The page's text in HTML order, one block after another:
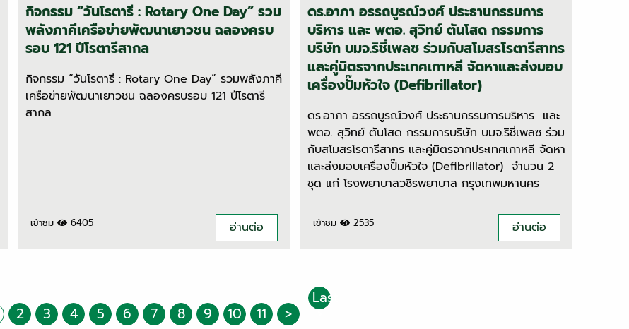
กิจกรรม “วันโรตารี : Rotary One Day” รวม
พลังภาคีเครือข่ายพัฒนาเยาวชน ฉลองครบ
รอบ 121 ปีโรตารีสากล
กิจกรรม “วันโรตารี : Rotary One Day” รวมพลังภาคี
เครือข่ายพัฒนาเยาวชน ฉลองครบรอบ 121 ปีโรตารี
สากล
เข้าชม 6405 อ่านต่อ
ดร.อาภา อรรถบูรณ์วงศ์ ประธานกรรมการ
บริหาร และ พตอ. สุวิทย์ ตันโสด กรรมการ
บริษัท บมจ.ริชี่เพลซ ร่วมกับสโมสรโรตารีสาทร
และคู่มิตรจากประเทศเกาหลี จัดหาและส่งมอบ
เครื่องปั๊มหัวใจ (Defibrillator)
ดร.อาภา อรรถบูรณ์วงศ์ ประธานกรรมการบริหาร และ
พตอ. สุวิทย์ ตันโสด กรรมการบริษัท บมจ.ริชี่เพลซ ร่วม
กับสโมสรโรตารีสาทร และคู่มิตรจากประเทศเกาหลี จัดหา
และส่งมอบเครื่องปั๊มหัวใจ (Defibrillator) จํานวน 2
ชุด แก่ โรงพยาบาลวชิรพยาบาล กรุงเทพมหานคร
เข้าชม 2535 อ่านต่อ
2 3 4 5 6 7 8 9 10 11 >
Last
›